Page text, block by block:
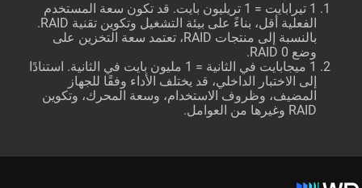
1 تيرابايت = 1 تريليون بايت. قد تكون سعة المستخدم
الفعلية أقل، بناءً على بيئة التشغيل وتكوين تقنية RAID.
بالنسبة إلى منتجات RAID، تعتمد سعة التخزين على
وضع RAID 0.
1 ميجابايت في الثانية = 1 مليون بايت في الثانية. استنادًا
إلى الاختبار الداخلي، قد يختلف الأداء وفقًا للجهاز
المضيف، وظروف الاستخدام، وسعة المحرك، وتكوين
RAID وغيرها من العوامل.